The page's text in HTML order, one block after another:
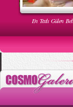
En Tatlı Gülen
Uyuyan Bebeğe Gangnam